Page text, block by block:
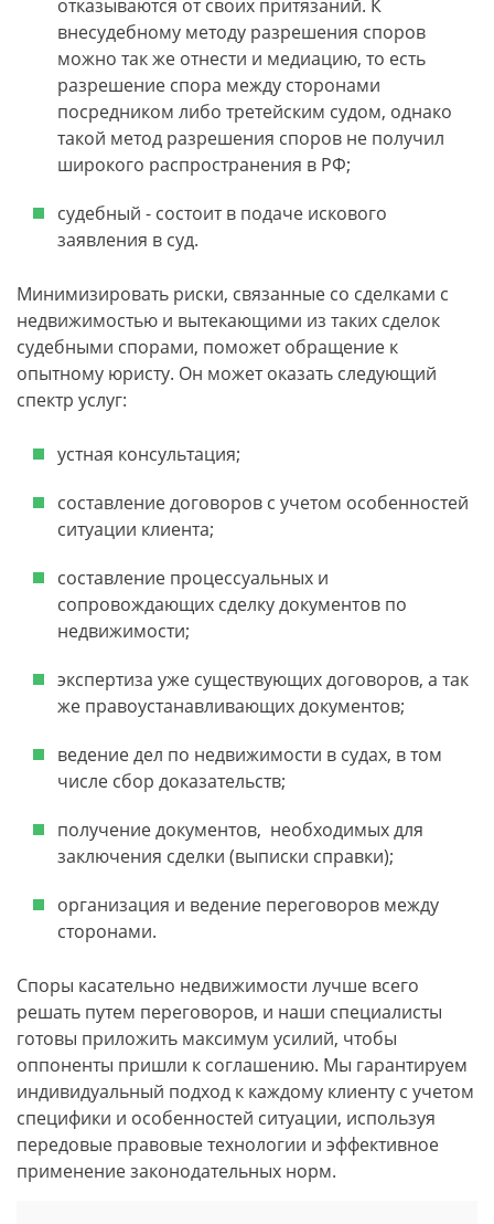
отказываются от своих притязаний. К
внесудебному методу разрешения споров
можно так же отнести и медиацию, то есть
разрешение спора между сторонами
посредником либо третейским судом, однако
такой метод разрешения споров не получил
широкого распространения в РФ;
судебный - состоит в подаче искового
заявления в суд.
Минимизировать риски, связанные со сделками с
недвижимостью и вытекающими из таких сделок
судебными спорами, поможет обращение к
опытному юристу. Он может оказать следующий
спектр услуг:
устная консультация;
составление договоров с учетом особенностей
ситуации клиента;
составление процессуальных и
сопровождающих сделку документов по
недвижимости;
экспертиза уже существующих договоров, а так
же правоустанавливающих документов;
ведение дел по недвижимости в судах, в том
числе сбор доказательств;
получение документов, необходимых для
заключения сделки (выписки справки);
организация и ведение переговоров между
сторонами.
Споры касательно недвижимости лучше всего
решать путем переговоров, и наши специалисты
готовы приложить максимум усилий, чтобы
оппоненты пришли к соглашению. Мы гарантируем
индивидуальный подход к каждому клиенту с учетом
специфики и особенностей ситуации, используя
передовые правовые технологии и эффективное
применение законодательных норм.